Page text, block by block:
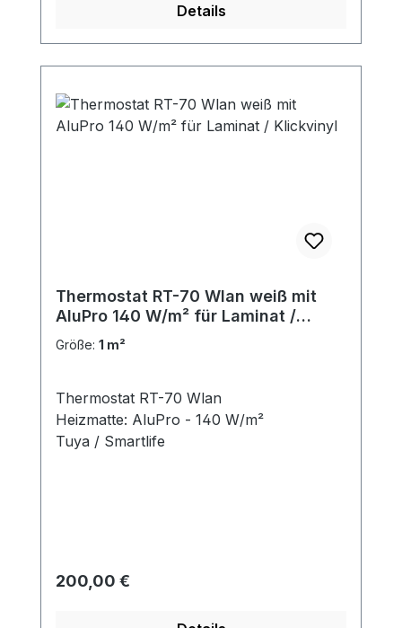
Details
Thermostat RT-70 Wlan weiß mit
AluPro 140 W/m² für Laminat /
Klickvinyl
Größe: 1 m²
Thermostat RT-70 Wlan
Heizmatte: AluPro - 140 W/m²
Tuya / Smartlife
Regulärer Preis:
200,00 €